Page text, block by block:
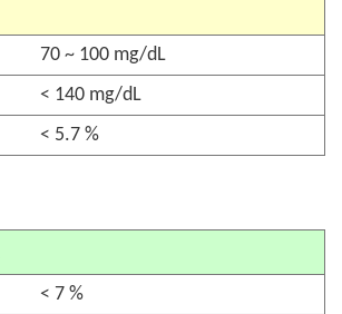
70 ~ 100 mg/dL
< 140 mg/dL
< 5.7 %
< 7 %